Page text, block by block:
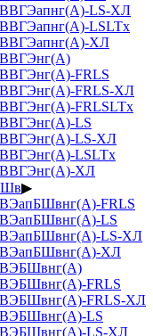
LS-ХЛ
LSLTx
ХЛ
FRLS
FRLS-ХЛ
FRLSLTx
LS
LS-ХЛ
LSLTx
ХЛ
▶
FRLS
LS
LS-ХЛ
ХЛ
FRLS
FRLS-ХЛ
LS
LS-ХЛ